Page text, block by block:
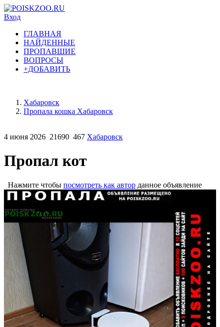
Вход
ГЛАВНАЯ
НАЙДЕННЫЕ
ПРОПАВШИЕ
ВОПРОСЫ
+ДОБАВИТЬ
Хабаровск
Пропала кошка Хабаровск
4 июня 2026 21690 467 Хабаровск
Пропал кот
Нажмите чтобы посмотреть как автор данное объявление